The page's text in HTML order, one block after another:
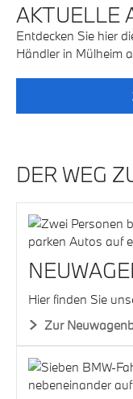
AKTUELLE
Entdecken Sie hier
Händler in Mülheim
DER WEG
Hier finden Sie
Zur